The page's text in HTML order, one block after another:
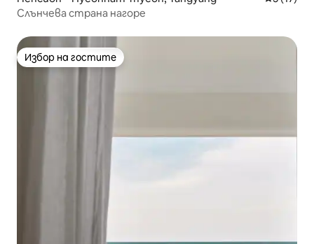
Слънчева страна нагоре
Избор на гостите
Избор на гостите